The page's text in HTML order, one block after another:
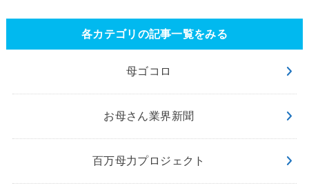
各カテゴリの記事一覧をみる
母ゴコロ
お母さん業界新聞
百万母力プロジェクト